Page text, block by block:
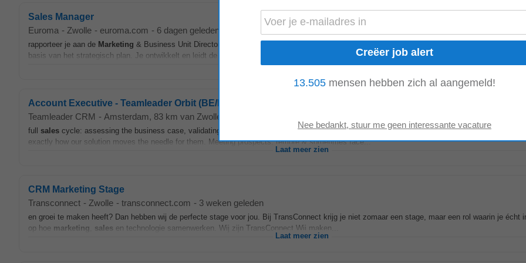
Sales Manager
Euroma - Zwolle - euroma.com - 6 dagen geleden
rapporteer je aan de Marketing & Business Unit Director. Wat ga je doen? • Als Sales Manager ontwikkel- en implementeer je het commerciële
basis van het strategisch plan. Je ontwikkelt en leidt de commerciële activiteiten binnen...
Laat meer zien
Account Executive - Teamleader Orbit (BE/NL)
Teamleader CRM - Amsterdam, 83 km van Zwolle
full sales cycle: assessing the business case, validating technical fit, and co‐building onboarding plans; presenting, diagnosing customer needs,
exactly how our solution moves the needle for them. Meeting prospects: remote & sometimes face...
Laat meer zien
CRM Marketing Stage
Transconnect - Zwolle - transconnect.com - 3 weken geleden
en groei te maken heeft? Dan hebben wij de perfecte stage voor jou. Bij TransConnect krijg je niet zomaar een stage, maar een rol waarin je écht
op hoe marketing sales en technologie samenwerken. Wij zijn TransConnect Wij maken...
Laat meer zien
13.505 mensen hebben zich al aangemeld!